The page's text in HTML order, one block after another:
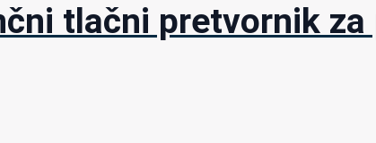
tlačni pretvornik za